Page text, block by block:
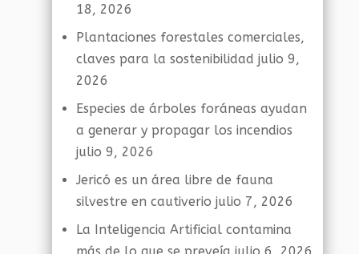
18, 2026
Plantaciones forestales comerciales,
claves para la sostenibilidad julio 9,
2026
Especies de árboles foráneas ayudan
a generar y propagar los incendios
julio 9, 2026
Jericó es un área libre de fauna
silvestre en cautiverio julio 7, 2026
La Inteligencia Artificial contamina